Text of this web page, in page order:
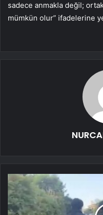
sadece anmakla değil;
mümkün olur” ifadelerine